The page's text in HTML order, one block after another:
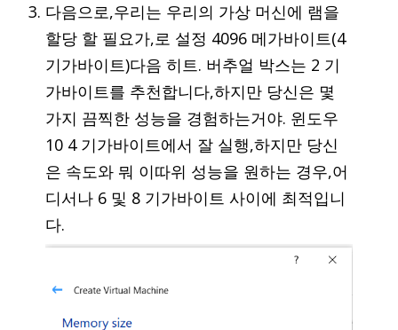
다음으로,우리는 우리의 가상 머신에 램을
할당 할 필요가,로 설정 4096 메가바이트(4
기가바이트)다음 히트. 버추얼 박스는 2 기
가바이트를 추천합니다,하지만 당신은 몇
가지 끔찍한 성능을 경험하는거야. 윈도우
10 4 기가바이트에서 잘 실행,하지만 당신
은 속도와 뭐 이따위 성능을 원하는 경우,어
디서나 6 및 8 기가바이트 사이에 최적입니
다.